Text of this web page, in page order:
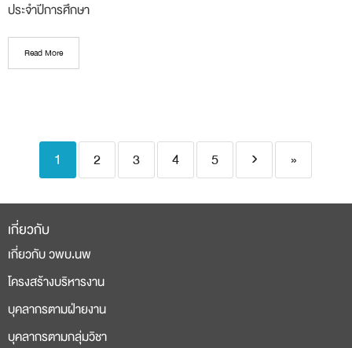
ประจำปีการศึกษา
Read More
1 2 3 4 5 › »
เกี่ยวกับ
เกี่ยวกับ วพบ.นพ
โครงสร้างบริหารงาน
บุคลากรตามฝ่ายงาน
บุคลากรตามกลุ่มวิชา